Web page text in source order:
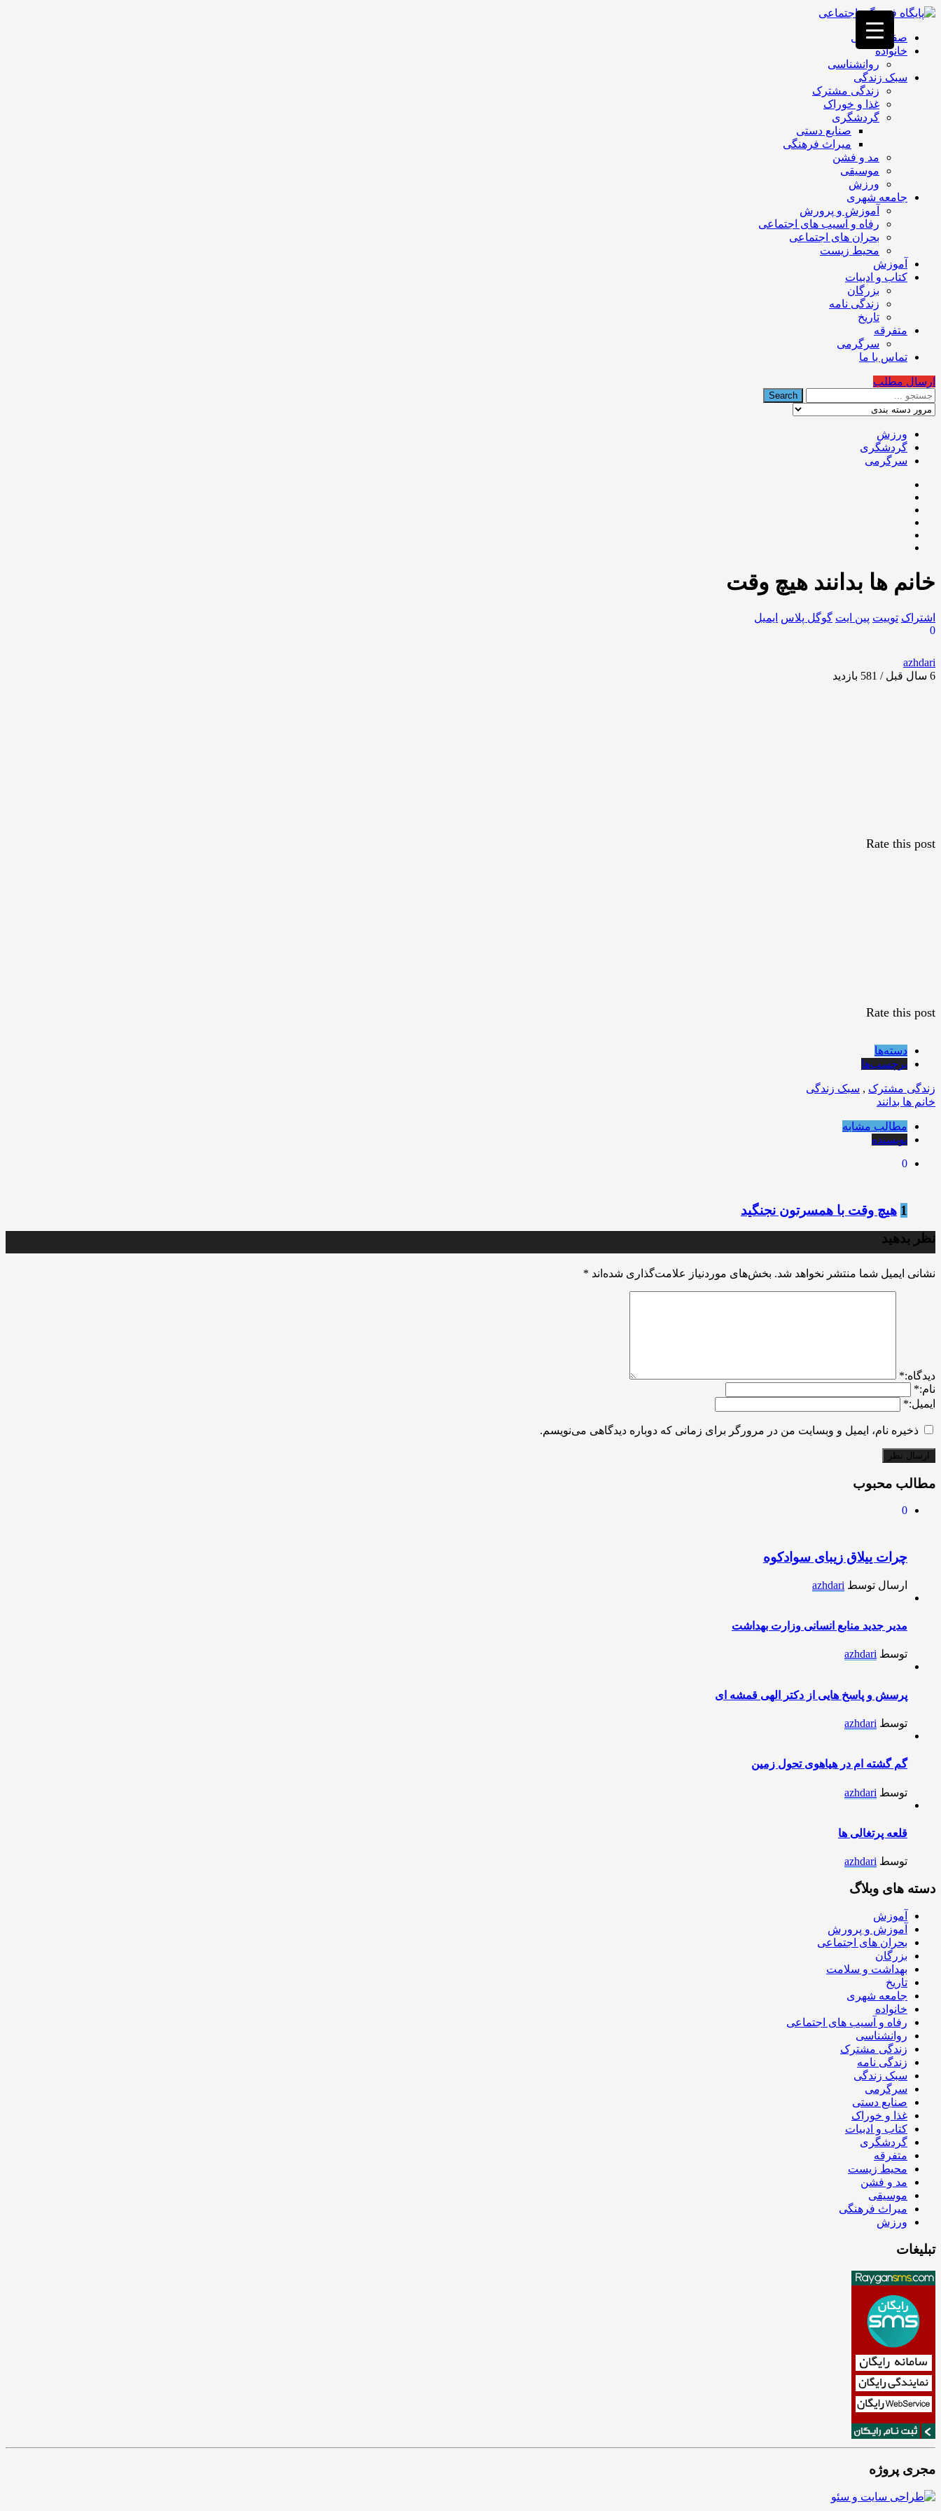
فصد
غرب
تهران
خشکشویی
تصفیه
تهران
صفحه اصلی
خانواده
روانشناسی
سبک زندگی
زندگی مشترک
غذا و خوراک
گردشگری
صنایع دستی
میراث فرهنگی
مد و فشن
موسیقی
ورزش
جامعه شهری
آموزش و پرورش
رفاه و آسیب های اجتماعی
بحران های اجتماعی
محیط زیست
آموزش
کتاب و ادبیات
بزرگان
زندگی نامه
تاریخ
متفرقه
سرگرمی
تماس با ما
ارسال مطلب
ورزش
گردشگری
سرگرمی
خانم ها بدانند هیچ وقت
اشتراک توییت پین ایت گوگل‌ پلاس ایمیل
0
azhdari
6 سال قبل / 581
بازدید
Rate this post
Rate this post
دسته‌ها
برچسب‌ها
زندگی مشترک , سبک زندگی
خانم ها بدانند
مطالب مشابه
نویسنده
0
1 هیچ وقت با همسرتون نجنگید
نظر بدهید
نشانی ایمیل شما منتشر نخواهد شد. بخش‌های موردنیاز علامت‌گذاری شده‌اند *
ديدگاه:*
نام:*
ایمیل:*
ذخیره نام، ایمیل و وبسایت من در مرورگر برای زمانی که دوباره دیدگاهی می‌نویسم.
مطالب محبوب
0
چرات ییلاق زیبای سوادکوه
ارسال توسط azhdari
مدیر جدید منابع انسانی وزارت بهداشت
توسط azhdari
پرسش و پاسخ هایی از دکتر الهی قمشه ای
توسط azhdari
گم گشته ام در هیاهوی تحول زمین
توسط azhdari
قلعه پرتغالی ها
توسط azhdari
دسته های وبلاگ
آموزش
آموزش و پرورش
بحران های اجتماعی
بزرگان
بهداشت و سلامت
تاریخ
جامعه شهری
خانواده
رفاه و آسیب های اجتماعی
روانشناسی
زندگی مشترک
زندگی نامه
سبک زندگی
سرگرمی
صنایع دستی
غذا و خوراک
کتاب و ادبیات
گردشگری
متفرقه
محیط زیست
مد و فشن
موسیقی
میراث فرهنگی
ورزش
تبلیغات
مجری پروژه